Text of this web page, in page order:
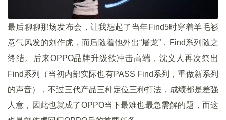
最后聊聊那场发布会，让我想起了当年Find5时穿着羊毛衫
意气风发的刘作虎，而后随着他外出“屠龙”，Find系列随之
终结。后来OPPO品牌升级欲冲击高端，沈义人再次祭出
Find系列（当初内部实际也有PASS Find系列，重做新系列
的声音），不过三代产品三种定位三种打法，成绩都是差强
人意，因此也就成了OPPO当下最难也最急需解的题，而这